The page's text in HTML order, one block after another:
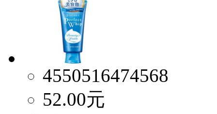
4550516474568
52.00元